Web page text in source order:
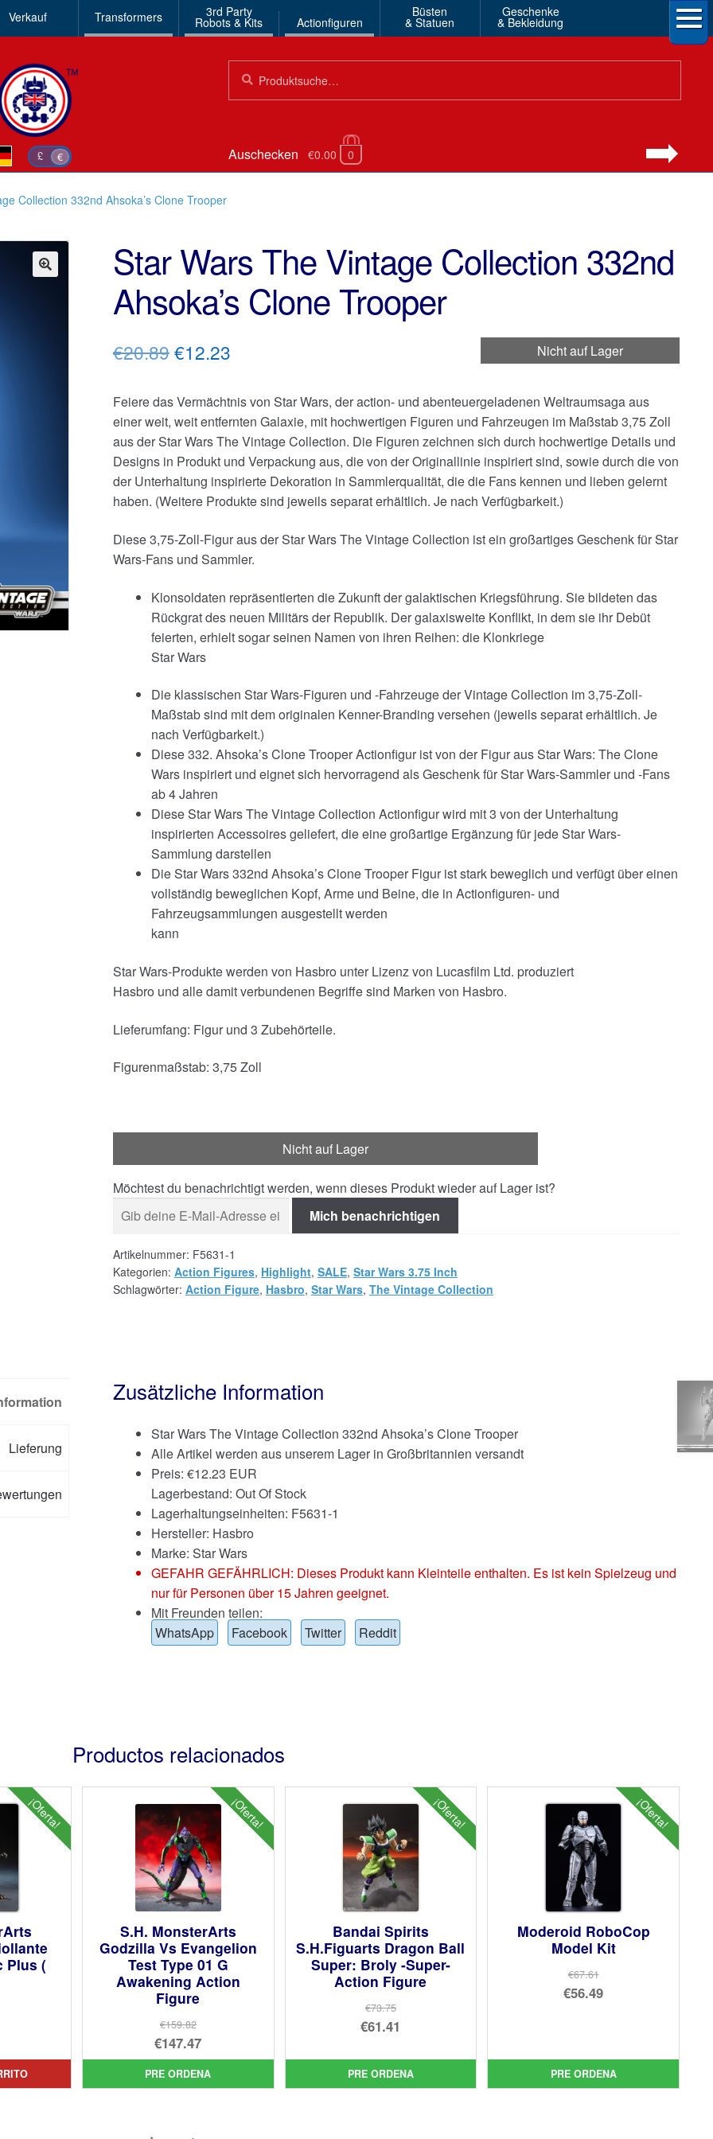
Verkauf Transformers 3rd Party
Robots & Kits Actionfiguren
Büsten
& Statuen
Geschenke
& Bekleidung
nach:
£ € Auschecken €0.00 0
Collection 332nd Ahsoka’s Clone Trooper
Star Wars The Vintage Collection 332nd
Ahsoka’s Clone Trooper
Nicht auf Lager
€20.89Ursprünglicher
war:
€20.89
€12.23Aktueller
ist:
€12.23.
Feiere das Vermächtnis von Star Wars, der action- und abenteuergeladenen Weltraumsaga aus
einer weit, weit entfernten Galaxie, mit hochwertigen Figuren und Fahrzeugen im Maßstab 3,75 Zoll
aus der Star Wars The Vintage Collection. Die Figuren zeichnen sich durch hochwertige Details und
Designs in Produkt und Verpackung aus, die von der Originallinie inspiriert sind, sowie durch die von
der Unterhaltung inspirierte Dekoration in Sammlerqualität, die die Fans kennen und lieben gelernt
haben. (Weitere Produkte sind jeweils separat erhältlich. Je nach Verfügbarkeit.)
Diese 3,75-Zoll-Figur aus der Star Wars The Vintage Collection ist ein großartiges Geschenk für Star
Wars-Fans und Sammler.
Klonsoldaten repräsentierten die Zukunft der galaktischen Kriegsführung. Sie bildeten das
Rückgrat des neuen Militärs der Republik. Der galaxisweite Konflikt, in dem sie ihr Debüt
feierten, erhielt sogar seinen Namen von ihren Reihen: die Klonkriege
Star Wars
Die klassischen Star Wars-Figuren und -Fahrzeuge der Vintage Collection im 3,75-Zoll-
Maßstab sind mit dem originalen Kenner-Branding versehen (jeweils separat erhältlich. Je
nach Verfügbarkeit.)
Diese 332. Ahsoka’s Clone Trooper Actionfigur ist von der Figur aus Star Wars: The Clone
Wars inspiriert und eignet sich hervorragend als Geschenk für Star Wars-Sammler und -Fans
ab 4 Jahren
Diese Star Wars The Vintage Collection Actionfigur wird mit 3 von der Unterhaltung
inspirierten Accessoires geliefert, die eine großartige Ergänzung für jede Star Wars-
Sammlung darstellen
Die Star Wars 332nd Ahsoka’s Clone Trooper Figur ist stark beweglich und verfügt über einen
vollständig beweglichen Kopf, Arme und Beine, die in Actionfiguren- und
Fahrzeugsammlungen ausgestellt werden
kann
Star Wars-Produkte werden von Hasbro unter Lizenz von Lucasfilm Ltd. produziert
Hasbro und alle damit verbundenen Begriffe sind Marken von Hasbro.
Lieferumfang: Figur und 3 Zubehörteile.
Figurenmaßstab: 3,75 Zoll
Nicht auf Lager
Möchtest du benachrichtigt werden, wenn dieses Produkt wieder auf Lager ist?
Mich benachrichtigen
Artikelnummer: F5631-1
Kategorien: Action Figures, Highlight, SALE, Star Wars 3.75 Inch
Schlagwörter: Action Figure, Hasbro, Star Wars, The Vintage Collection
Lieferung
Zusätzliche Information
Star Wars The Vintage Collection 332nd Ahsoka’s Clone Trooper
Alle Artikel werden aus unserem Lager in Großbritannien versandt
Preis: €12.23 EUR
Lagerbestand: Out Of Stock
Lagerhaltungseinheiten: F5631-1
Hersteller: Hasbro
Marke: Star Wars
GEFAHR GEFÄHRLICH: Dieses Produkt kann Kleinteile enthalten. Es ist kein Spielzeug und
nur für Personen über 15 Jahren geeignet.
Mit Freunden teilen:
WhatsApp
Facebook Twitter Reddit
Productos relacionados
¡Oferta!
Plus (
¡Oferta!
S.H. MonsterArts
Godzilla Vs Evangelion
Test Type 01 G
Awakening Action
Figure
€159.82
El
precio
original
€147.47
El
precio
PRE ORDENA
¡Oferta!
Bandai Spirits
S.H.Figuarts Dragon Ball
Super: Broly -Super-
Action Figure
€73.75
El
original
era:
€61.41
precio
actual
PRE ORDENA
¡Oferta!
Moderoid RoboCop
Model Kit
€67.61
El
era:
€67.61.
€56.49
actual
es:
PRE ORDENA